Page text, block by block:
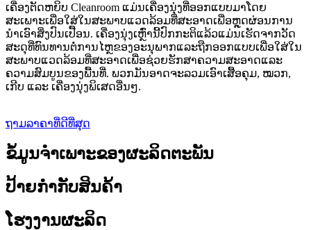
ເຄື່ອງຕັດຫຍິບ Cleanroom ແມ່ນເຄື່ອງນຸ່ງທີ່ອອກແບບມາໂດຍ
ສະເພາະເພື່ອໃສ່ໃນສະພາບແວດລ້ອມທີ່ສະອາດເພື່ອຫຼຸດຜ່ອນການ
ນໍາເອົາສິ່ງປົນເປື້ອນ. ເຄື່ອງນຸ່ງເຫຼົ່ານີ້ປົກກະຕິແລ້ວແມ່ນເຮັດຈາກວັດ
ສະດຸທີ່ທົນທານຕໍ່ການໄຫຼຂອງອະນຸພາກແລະຖືກອອກແບບເພື່ອໃສ່ໃນ
ສະພາບແວດລ້ອມທີ່ສະອາດເພື່ອຊ່ວຍຮັກສາຄວາມສະອາດແລະ
ຄວາມສົມບູນຂອງພື້ນທີ່. ພວກມັນອາດຈະລວມເອົາເສື້ອຄຸມ, ໝວກ,
ເກີບ ແລະ ເຄື່ອງນຸ່ງພິເສດອື່ນໆ.
ຖາມລາຄາທີ່ດີທີ່ສຸດ
ຂໍ້ມູນຈໍາເພາະຂອງຜະລິດຕະພັນ
ປ້າຍກຳກັບສິນຄ້າ
ໂຮງງານຜະລິດ